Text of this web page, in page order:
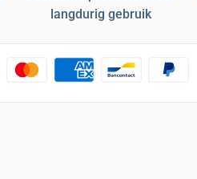
langdurig gebruik